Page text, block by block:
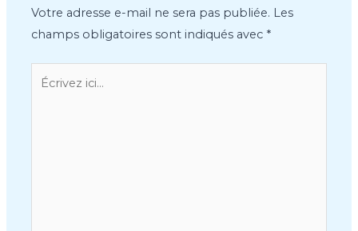
Votre adresse e-mail ne sera pas publiée. Les
champs obligatoires sont indiqués avec *
Écrivez